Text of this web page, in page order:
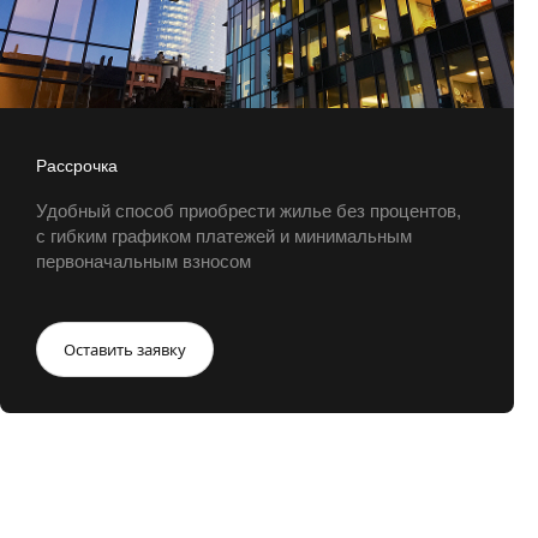
Рассрочка
Удобный способ приобрести жилье без процентов,
с гибким графиком платежей и минимальным
первоначальным взносом
Оставить заявку